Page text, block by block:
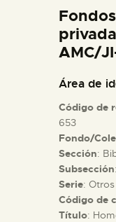
█
AMC/
Área de
Código de
653
Fondo/
Sección:
Subsección:
Serie:
Código de
Título: